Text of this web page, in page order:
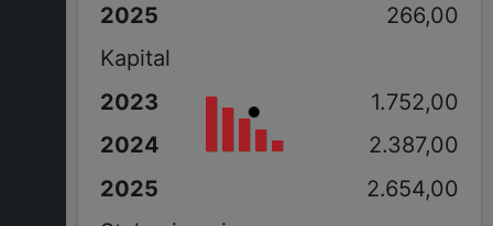
266,00
Kapital
1.752,00
2.387,00
2.654,00